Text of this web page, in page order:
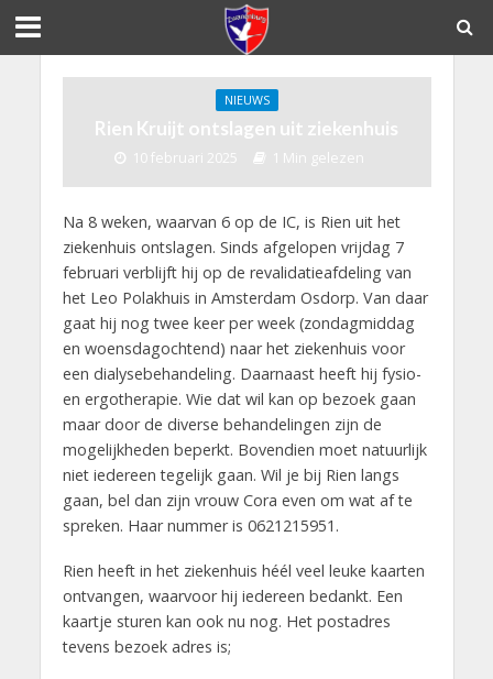
NIEUWS
Rien Kruijt ontslagen uit ziekenhuis
10 februari 2025 1 Min gelezen
Na 8 weken, waarvan 6 op de IC, is Rien uit het
ziekenhuis ontslagen. Sinds afgelopen vrijdag 7
februari verblijft hij op de revalidatieafdeling van
het Leo Polakhuis in Amsterdam Osdorp. Van daar
gaat hij nog twee keer per week (zondagmiddag
en woensdagochtend) naar het ziekenhuis voor
een dialysebehandeling. Daarnaast heeft hij fysio-
en ergotherapie. Wie dat wil kan op bezoek gaan
maar door de diverse behandelingen zijn de
mogelijkheden beperkt. Bovendien moet natuurlijk
niet iedereen tegelijk gaan. Wil je bij Rien langs
gaan, bel dan zijn vrouw Cora even om wat af te
spreken. Haar nummer is 0621215951.
Rien heeft in het ziekenhuis héél veel leuke kaarten
ontvangen, waarvoor hij iedereen bedankt. Een
kaartje sturen kan ook nu nog. Het postadres
tevens bezoek adres is;